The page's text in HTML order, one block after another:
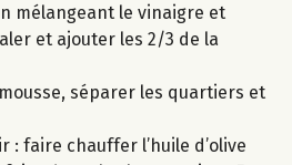
mélangeant le vinaigre et
et ajouter les 2/3 de la
séparer les quartiers et
: faire chauffer l’huile d’olive